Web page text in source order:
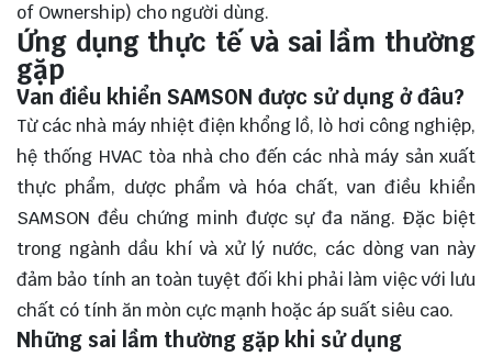
of Ownership) cho người dùng.
Ứng dụng thực tế và sai lầm thường
gặp
Van điều khiển SAMSON được sử dụng ở đâu?
Từ các nhà máy nhiệt điện khổng lồ, lò hơi công nghiệp,
hệ thống HVAC tòa nhà cho đến các nhà máy sản xuất
thực phẩm, dược phẩm và hóa chất, van điều khiển
SAMSON đều chứng minh được sự đa năng. Đặc biệt
trong ngành dầu khí và xử lý nước, các dòng van này
đảm bảo tính an toàn tuyệt đối khi phải làm việc với lưu
chất có tính ăn mòn cực mạnh hoặc áp suất siêu cao.
Những sai lầm thường gặp khi sử dụng